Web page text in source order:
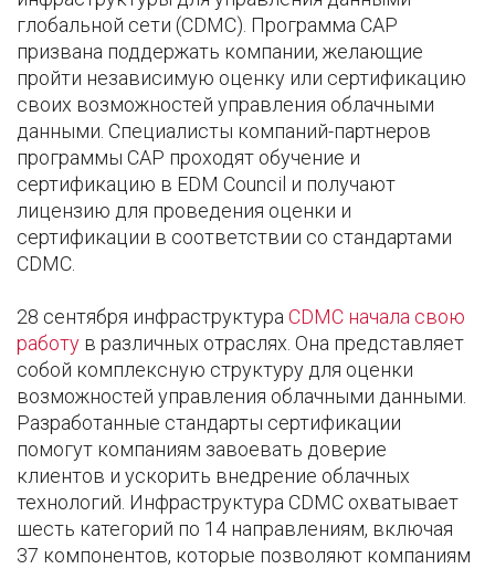
глобальной сети (CDMC). Программа CAP
призвана поддержать компании, желающие
пройти независимую оценку или сертификацию
своих возможностей управления облачными
данными. Специалисты компаний-партнеров
программы CAP проходят обучение и
сертификацию в EDM Council и получают
лицензию для проведения оценки и
сертификации в соответствии со стандартами
CDMC.
28 сентября инфраструктураCDMC начала свою
работу в различных отраслях. Она представляет
собой комплексную структуру для оценки
возможностей управления облачными данными.
Разработанные стандарты сертификации
помогут компаниям завоевать доверие
клиентов и ускорить внедрение облачных
технологий. Инфраструктура CDMC охватывает
шесть категорий по 14 направлениям, включая
37 компонентов, которые позволяют компаниям